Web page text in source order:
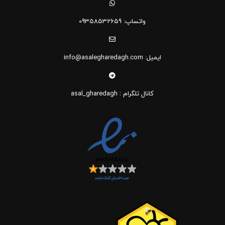
واتساپ: 09358532659
ایمیل: info@asalegharedagh.com
کانال تلگرام : asal_gharedagh